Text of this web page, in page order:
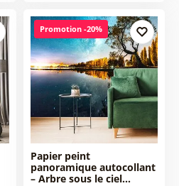
Promotion -20%
Papier peint
panoramique autocollant
– Arbre sous le ciel…